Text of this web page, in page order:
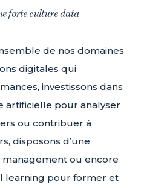
forte culture data
de nos domaines
digitales qui
investissons dans
artificielle pour analyser
ou contribuer à
disposons d’une
ou encore
learning pour former et